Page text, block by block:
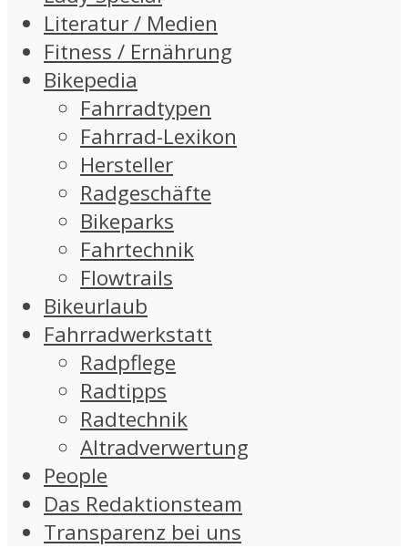
Literatur / Medien
Fitness / Ernährung
Bikepedia
Fahrradtypen
Fahrrad-Lexikon
Hersteller
Radgeschäfte
Bikeparks
Fahrtechnik
Flowtrails
Bikeurlaub
Fahrradwerkstatt
Radpflege
Radtipps
Radtechnik
Altradverwertung
People
Das Redaktionsteam
Transparenz bei uns